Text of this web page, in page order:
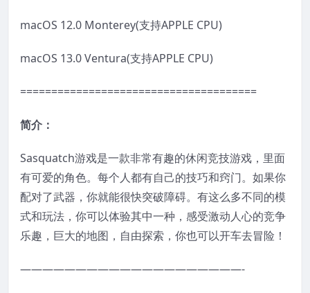
macOS 12.0 Monterey(支持APPLE CPU)
macOS 13.0 Ventura(支持APPLE CPU)
======================================
简介：
Sasquatch游戏是一款非常有趣的休闲竞技游戏，里面
有可爱的角色。每个人都有自己的技巧和窍门。如果你
配对了武器，你就能很快突破障碍。有这么多不同的模
式和玩法，你可以体验其中一种，感受激动人心的竞争
乐趣，巨大的地图，自由探索，你也可以开车去冒险！
————————————————————-